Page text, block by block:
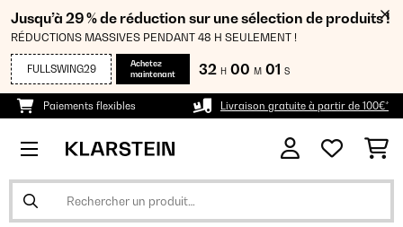
Jusqu’à 29 % de réduction sur une sélection de produits !
RÉDUCTIONS MASSIVES PENDANT 48 H SEULEMENT !
FULLSWING29
Achetez
maintenant
32 H 00 M 00 S
Paiements flexibles Livraison gratuite à partir de 100€*